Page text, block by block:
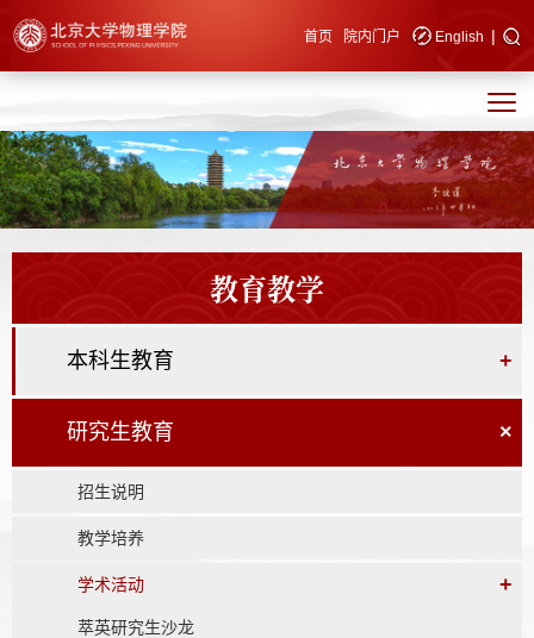
快速导航 首页 院内门户 English |
教育教学
本科生教育 +
研究生教育 ×
招生说明
教学培养
学术活动 +
萃英研究生沙龙